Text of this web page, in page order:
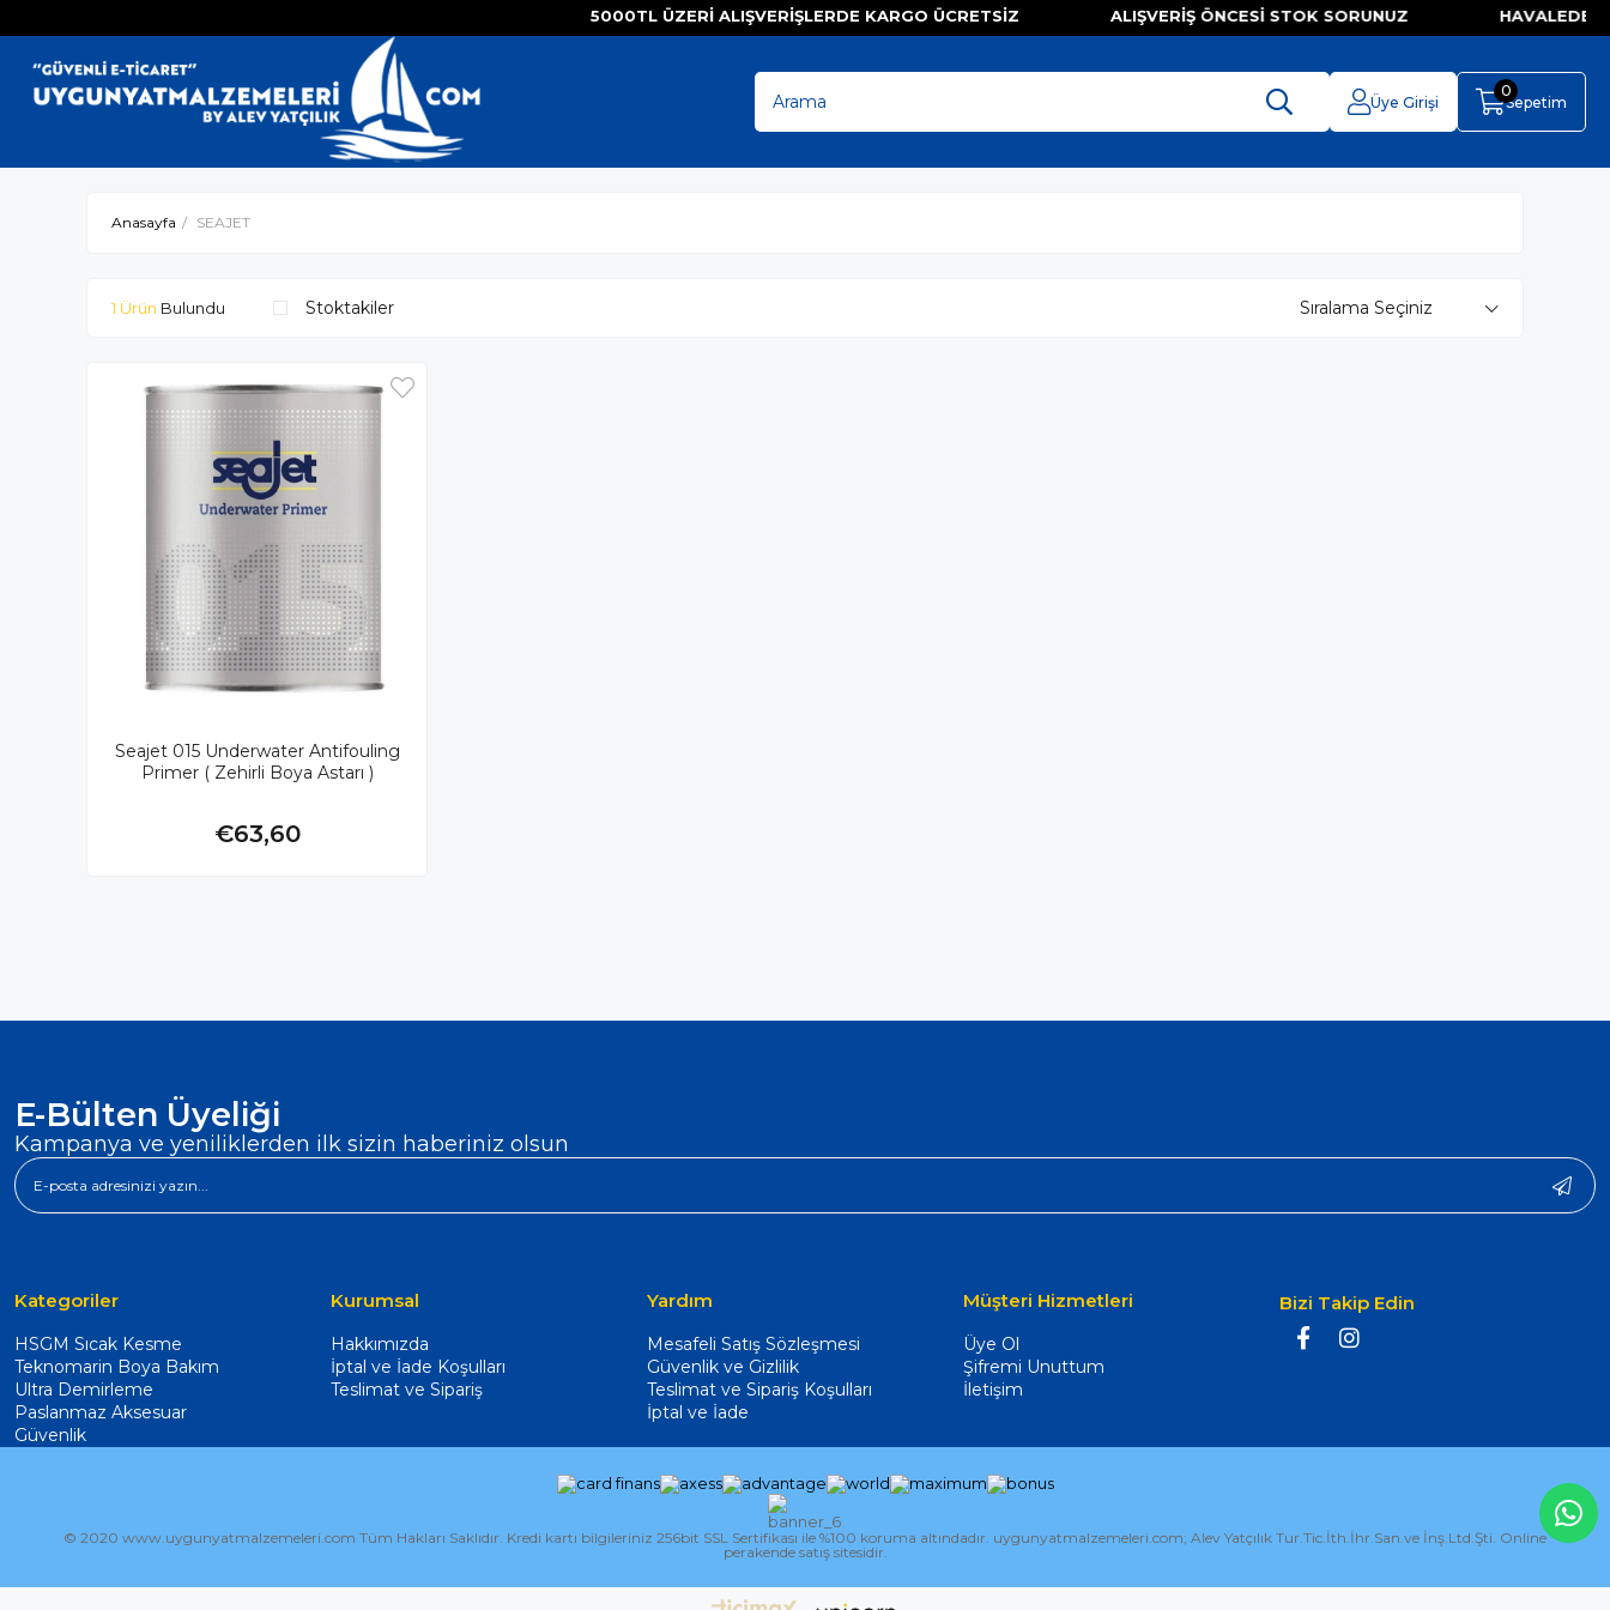
5000TL ÜZERI ALIŞVERIŞLERDE KARGO ÜCRETSIZ ALIŞVERIŞ ÖNCESI STOK SORUNUZ
Üye Girişi Sepetim
0
Anasayfa SEAJET
Stoktakiler
1 Ürün
Seajet 015 Underwater Antifouling
Primer ( Zehirli Boya Astarı )
€63,60
E-Bülten Üyeliği
Kampanya ve yeniliklerden ilk sizin haberiniz olsun
Kategoriler
HSGM Sıcak Kesme
Teknomarin Boya Bakım
Ultra Demirleme
Paslanmaz Aksesuar
Güvenlik
Kurumsal
Hakkımızda
İptal ve İade Koşulları
Teslimat ve Sipariş
Yardım
Mesafeli Satış Sözleşmesi
Güvenlik ve Gizlilik
Teslimat ve Sipariş Koşulları
İptal ve İade
Müşteri Hizmetleri
Üye Ol
Şifremi Unuttum
İletişim
Bizi Takip Edin
© 2020 www.uygunyatmalzemeleri.com Tüm Hakları Saklıdır. Kredi kartı bilgileriniz 256bit SSL Sertifikası ile %100 koruma altındadır. uygunyatmalzemeleri.com; Alev Yatçılık Tur.Tic.İth.İhr.San.ve İnş.Ltd.Şti. Online
perakende satış sitesidir.